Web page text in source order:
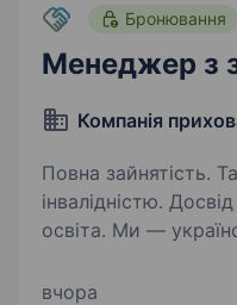
Бронювання
Менеджер з
Компанія
Повна зайнятість.
інвалідністю.
освіта. Ми — українська технологічна
високотехнологічні
вчора